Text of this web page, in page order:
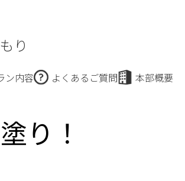
り
ン内容 よくあるご質問 本部概要
り！